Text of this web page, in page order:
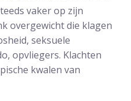
vaker op zijn
overgewicht die klagen
seksuele
opvliegers. Klachten
kwalen van